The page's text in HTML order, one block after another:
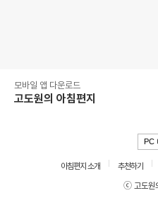
모바일 앱 다운로드
고도원의 아침편지
PC
아침편지 소개 추천하기
ⓒ 고도원